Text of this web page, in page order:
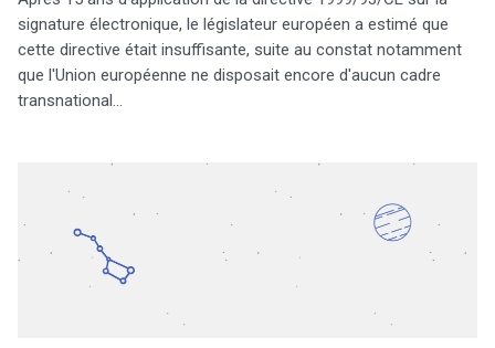
signature électronique, le législateur européen a estimé que
cette directive était insuffisante, suite au constat notamment
que l'Union européenne ne disposait encore d'aucun cadre
transnational…